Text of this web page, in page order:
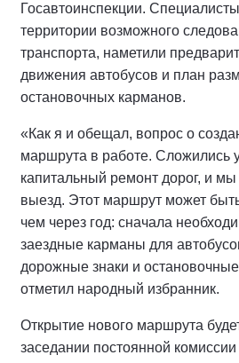
Госавтоинспекции.
территории возможного
транспорта, наметили
движения автобусов и план
остановочных карманов.
«Как я и обещал, вопрос о
маршрута в работе. Сложились
капитальный ремонт дорог, и мы
выезд. Этот маршрут может
чем через год: сначала
заездные карманы для
дорожные знаки и
отметил народный избранник.
Открытие нового маршрута
заседании постоянной